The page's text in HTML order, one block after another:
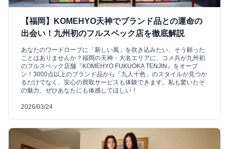
【福岡】KOMEHYO天神でブランド品との運命の
出会い！九州初のフルスペック店を徹底解説
あなたのワードローブに「新しい風」を吹き込みたい、そう願った
ことはありませんか？福岡の天神・大名エリアに、コメ兵が九州初
のフルスペック店舗『KOMEHYO FUKUOKA TENJIN』をオープ
ン！3000点以上のブランド品から「九人十色」のスタイルが見つか
るだけでなく、安心の買取サービスも体験できます。私も驚いたそ
の魅力、ぜひあなたにも体感してほしい！
2026/03/24